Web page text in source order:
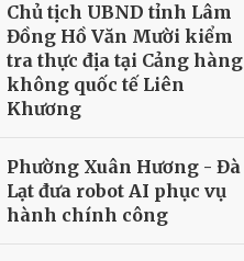
Chủ tịch UBND tỉnh Lâm
Đồng Hồ Văn Mười kiểm
tra thực địa tại Cảng hàng
không quốc tế Liên
Khương
Phường Xuân Hương - Đà
Lạt đưa robot AI phục vụ
hành chính công